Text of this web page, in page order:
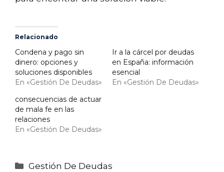
Relacionado
Condena y pago sin
dinero: opciones y
soluciones disponibles
En «Gestión De Deudas»
Ir a la cárcel por deudas
en España: información
esencial
En «Gestión De Deudas»
consecuencias de actuar
de mala fe en las
relaciones
En «Gestión De Deudas»
Categorías
Gestión De Deudas